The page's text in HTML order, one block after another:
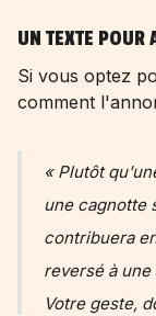
UN TEXTE POUR
Si vous optez
comment
« Plutôt
une cagnotte
contribuera
reversé à
Votre geste,